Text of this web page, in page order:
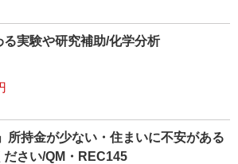
実験や研究補助/化学分析
所持金が少ない・住まいに不安がある
さい/QM・REC145